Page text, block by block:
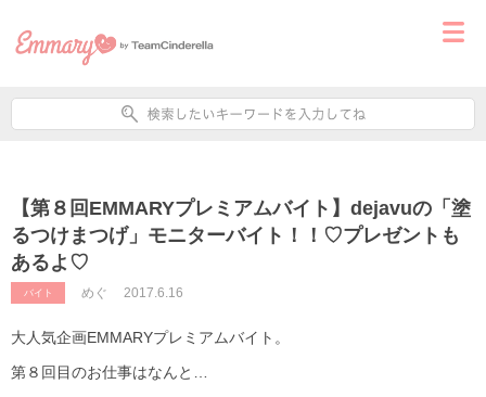
【第８回EMMARYプレミアムバイト】dejavuの「塗
るつけまつげ」モニターバイト！！♡プレゼントも
あるよ♡
バイト めぐ 2017.6.16
大人気企画EMMARYプレミアムバイト。
第８回目のお仕事はなんと…